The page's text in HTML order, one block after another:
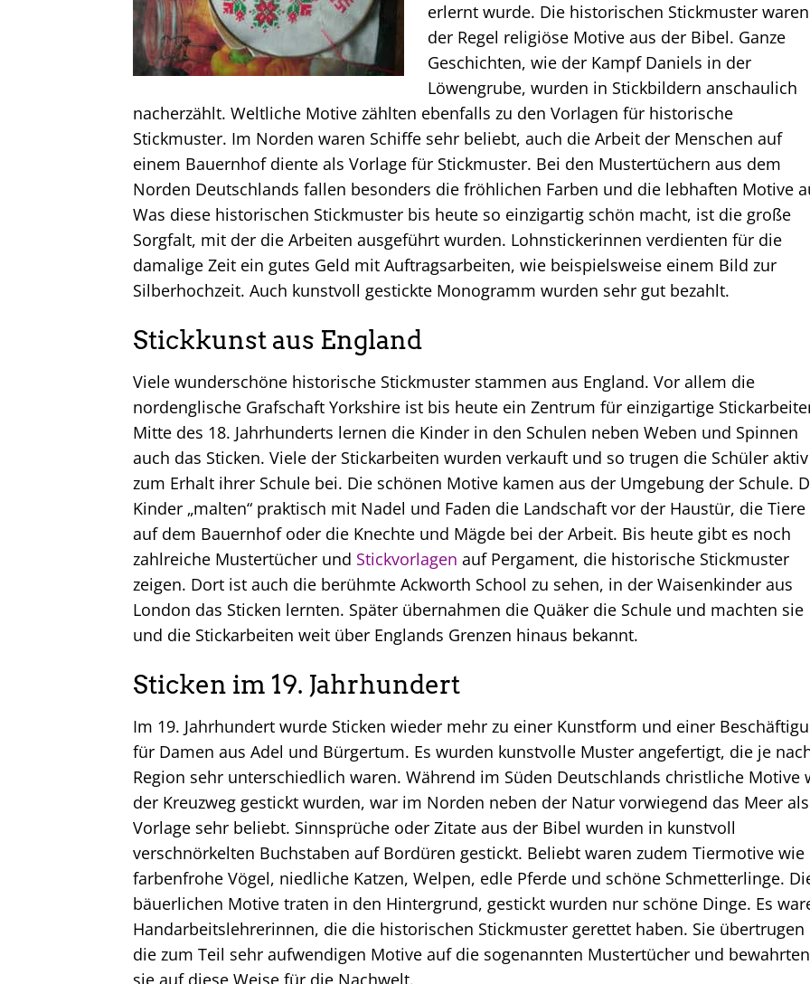
erlernt wurde. Die historischen Stickmuster
der Regel religiöse Motive aus der Bibel. Ganze
Geschichten, wie der Kampf Daniels in der
Löwengrube, wurden in Stickbildern anschaulich
nacherzählt. Weltliche Motive zählten ebenfalls zu den Vorlagen für historische
Stickmuster. Im Norden waren Schiffe sehr beliebt, auch die Arbeit der Menschen auf
einem Bauernhof diente als Vorlage für Stickmuster. Bei den Mustertüchern aus dem
Norden Deutschlands fallen besonders die fröhlichen Farben und die lebhaften Motive
Was diese historischen Stickmuster bis heute so einzigartig schön macht, ist die große
Sorgfalt, mit der die Arbeiten ausgeführt wurden. Lohnstickerinnen verdienten für die
damalige Zeit ein gutes Geld mit Auftragsarbeiten, wie beispielsweise einem Bild zur
Silberhochzeit. Auch kunstvoll gestickte Monogramm wurden sehr gut bezahlt.
Stickkunst aus England
Viele wunderschöne historische Stickmuster stammen aus England. Vor allem die
nordenglische Grafschaft Yorkshire ist bis heute ein Zentrum für einzigartige
Mitte des 18. Jahrhunderts lernen die Kinder in den Schulen neben Weben und Spinnen
auch das Sticken. Viele der Stickarbeiten wurden verkauft und so trugen die Schüler aktiv
zum Erhalt ihrer Schule bei. Die schönen Motive kamen aus der Umgebung der Schule.
Kinder „malten“ praktisch mit Nadel und Faden die Landschaft vor der Haustür, die Tiere
auf dem Bauernhof oder die Knechte und Mägde bei der Arbeit. Bis heute gibt es noch
zahlreiche Mustertücher und Stickvorlagen auf Pergament, die historische Stickmuster
zeigen. Dort ist auch die berühmte Ackworth School zu sehen, in der Waisenkinder aus
London das Sticken lernten. Später übernahmen die Quäker die Schule und machten sie
und die Stickarbeiten weit über Englands Grenzen hinaus bekannt.
Sticken im 19. Jahrhundert
Im 19. Jahrhundert wurde Sticken wieder mehr zu einer Kunstform und einer
für Damen aus Adel und Bürgertum. Es wurden kunstvolle Muster angefertigt, die je
Region sehr unterschiedlich waren. Während im Süden Deutschlands christliche Motive
der Kreuzweg gestickt wurden, war im Norden neben der Natur vorwiegend das Meer als
Vorlage sehr beliebt. Sinnsprüche oder Zitate aus der Bibel wurden in kunstvoll
verschnörkelten Buchstaben auf Bordüren gestickt. Beliebt waren zudem Tiermotive wie
farbenfrohe Vögel, niedliche Katzen, Welpen, edle Pferde und schöne Schmetterlinge.
bäuerlichen Motive traten in den Hintergrund, gestickt wurden nur schöne Dinge. Es
Handarbeitslehrerinnen, die die historischen Stickmuster gerettet haben. Sie übertrugen
die zum Teil sehr aufwendigen Motive auf die sogenannten Mustertücher und bewahrten